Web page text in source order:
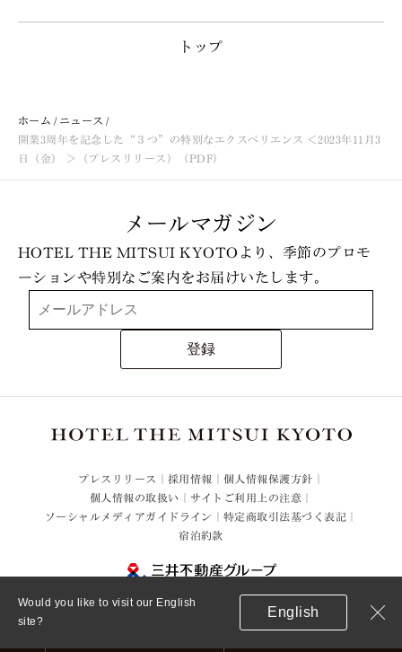
トップ
ホーム
ニュース
開業3周年を記念した“３つ”の特別なエクスペリエンス ＜2023年11月3
日（金） ＞（プレスリリース）（PDF）
メールマガジン
HOTEL THE MITSUI KYOTOより、季節のプロモ
ーションや特別なご案内をお届けいたします。
登録
プレスリリース 採用情報
個人情報保護方針
個人情報の取扱い
サイトご利用上の注意
ソーシャルメディアガイドライン
特定商取引法基づく表記
宿泊約款
© 2021 Mitsui Fudosan Resort Management Co., Ltd.
Would you like to visit our English
site?
English